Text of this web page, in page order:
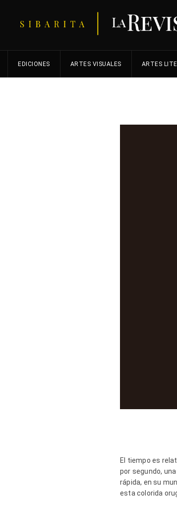
EDICIONES ARTES VISUALES ARTES
El tiempo es
por segundo,
rápida, en su
esta colorida